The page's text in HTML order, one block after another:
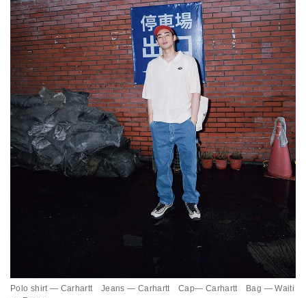
Polo shirt — Carhartt Jeans — Carhartt Cap— Carhartt Bag — Waiti